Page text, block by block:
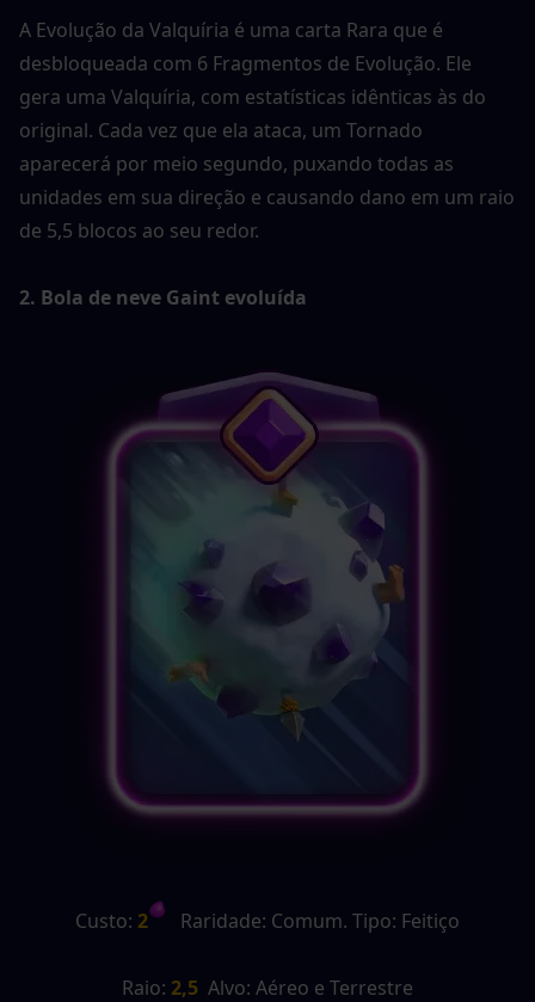
A Evolução da Valquíria é uma carta Rara que é
desbloqueada com 6 Fragmentos de Evolução. Ele
gera uma Valquíria, com estatísticas idênticas às do
original. Cada vez que ela ataca, um Tornado
aparecerá por meio segundo, puxando todas as
unidades em sua direção e causando dano em um raio
de 5,5 blocos ao seu redor.
2. Bola de neve Gaint evoluída
Custo: 2 Raridade: Comum. Tipo: Feitiço
Raio: 2,5 Alvo: Aéreo e Terrestre